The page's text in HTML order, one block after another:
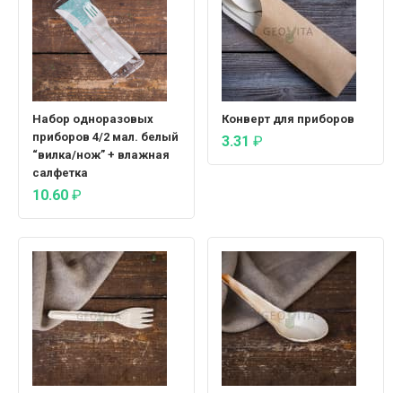
Набор одноразовых
приборов 4/2 мал. белый
“вилка/нож” + влажная
салфетка
10.60 ₽
Конверт для приборов
3.31 ₽